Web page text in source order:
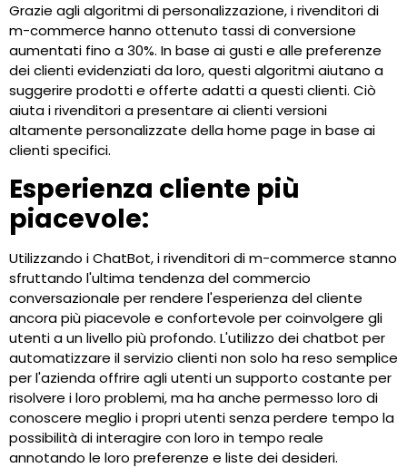
Grazie agli algoritmi di personalizzazione, i rivenditori di
m-commerce hanno ottenuto tassi di conversione
aumentati fino a 30%. In base ai gusti e alle preferenze
dei clienti evidenziati da loro, questi algoritmi aiutano a
suggerire prodotti e offerte adatti a questi clienti. Ciò
aiuta i rivenditori a presentare ai clienti versioni
altamente personalizzate della home page in base ai
clienti specifici.
Esperienza cliente più
piacevole:
Utilizzando i ChatBot, i rivenditori di m-commerce stanno
sfruttando l'ultima tendenza del commercio
conversazionale per rendere l'esperienza del cliente
ancora più piacevole e confortevole per coinvolgere gli
utenti a un livello più profondo. L'utilizzo dei chatbot per
automatizzare il servizio clienti non solo ha reso semplice
per l'azienda offrire agli utenti un supporto costante per
risolvere i loro problemi, ma ha anche permesso loro di
conoscere meglio i propri utenti senza perdere tempo la
possibilità di interagire con loro in tempo reale
annotando le loro preferenze e liste dei desideri.